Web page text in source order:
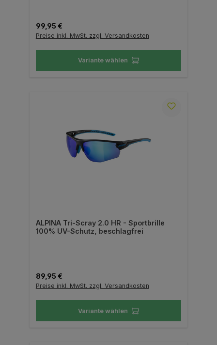
Regulärer Preis:
99,95 €
Preise inkl. MwSt. zzgl. Versandkosten
Variante wählen
ALPINA Tri-Scray 2.0 HR - Sportbrille
100% UV-Schutz, beschlagfrei
Regulärer Preis:
89,95 €
Preise inkl. MwSt. zzgl. Versandkosten
Variante wählen